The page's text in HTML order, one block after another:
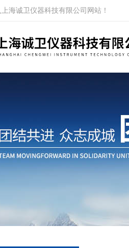
海诚卫仪器科技有限公司网站！